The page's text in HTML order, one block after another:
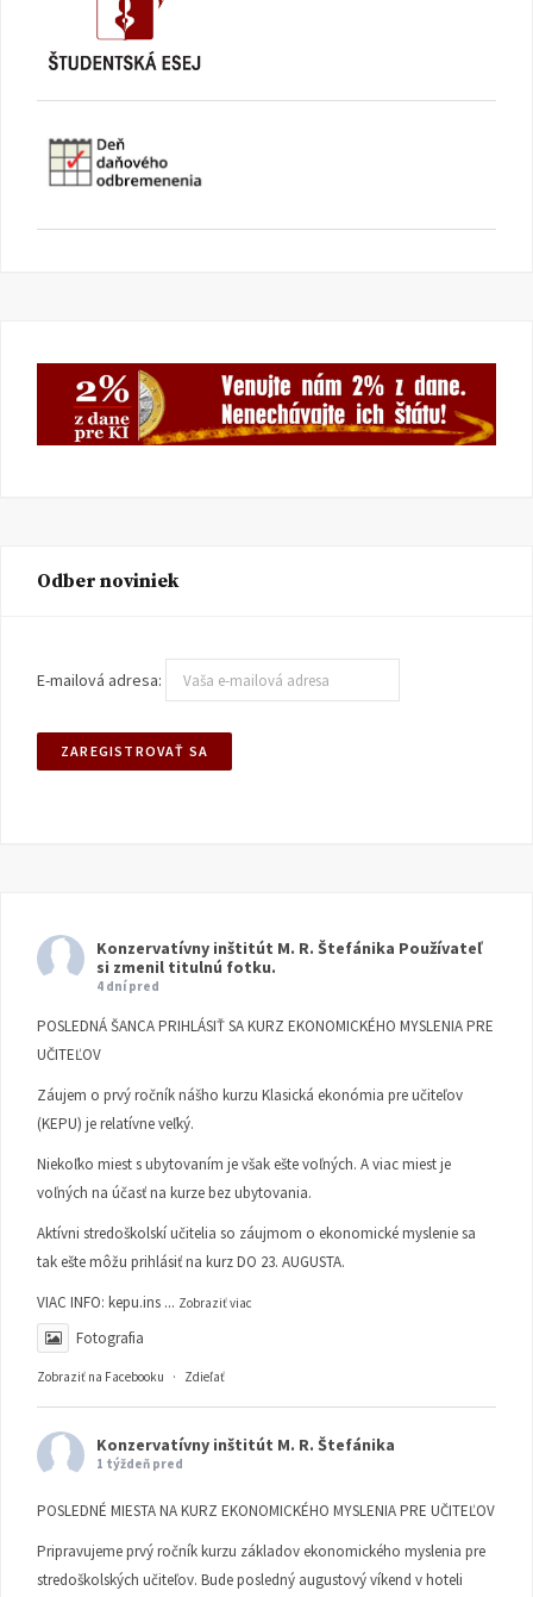
Odber noviniek
E-mailová adresa:
Konzervatívny inštitút M. R. Štefánika Používateľ
si zmenil titulnú fotku.
4 dní pred
POSLEDNÁ ŠANCA PRIHLÁSIŤ SA KURZ EKONOMICKÉHO MYSLENIA PRE
UČITEĽOV
Záujem o prvý ročník nášho kurzu Klasická ekonómia pre učiteľov
(KEPU) je relatívne veľký.
Niekoľko miest s ubytovaním je však ešte voľných. A viac miest je
voľných na účasť na kurze bez ubytovania.
Aktívni stredoškolskí učitelia so záujmom o ekonomické myslenie sa
tak ešte môžu prihlásiť na kurz DO 23. AUGUSTA.
VIAC INFO: kepu.ins ... Zobraziť viac
Fotografia
Zobraziť na Facebooku · Zdieľať
Konzervatívny inštitút M. R. Štefánika
1 týždeň pred
POSLEDNÉ MIESTA NA KURZ EKONOMICKÉHO MYSLENIA PRE UČITEĽOV
Pripravujeme prvý ročník kurzu základov ekonomického myslenia pre
stredoškolských učiteľov. Bude posledný augustový víkend v hoteli